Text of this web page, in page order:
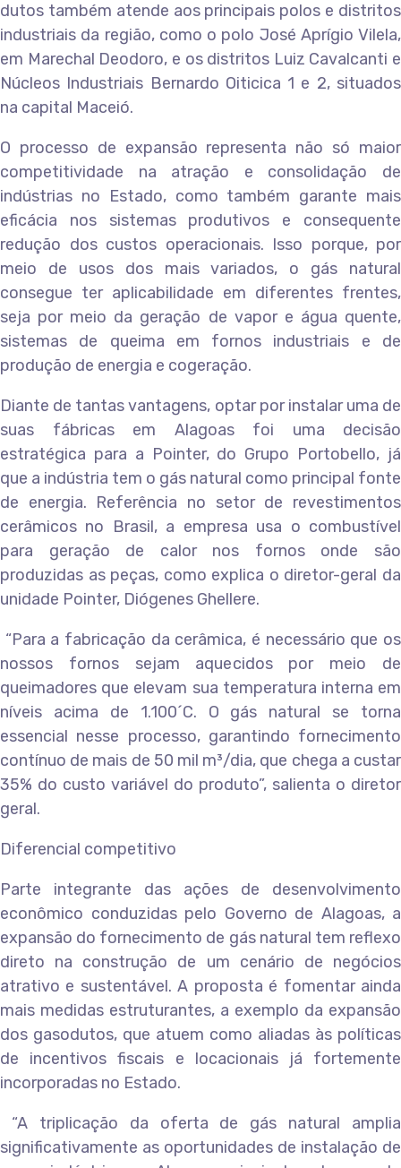
dutos também atende aos principais polos e distritos
industriais da região, como o polo José Aprígio Vilela,
em Marechal Deodoro, e os distritos Luiz Cavalcanti e
Núcleos Industriais Bernardo Oiticica 1 e 2, situados
na capital Maceió.
O processo de expansão representa não só maior
competitividade na atração e consolidação de
indústrias no Estado, como também garante mais
eficácia nos sistemas produtivos e consequente
redução dos custos operacionais. Isso porque, por
meio de usos dos mais variados, o gás natural
consegue ter aplicabilidade em diferentes frentes,
seja por meio da geração de vapor e água quente,
sistemas de queima em fornos industriais e de
produção de energia e cogeração.
Diante de tantas vantagens, optar por instalar uma de
suas fábricas em Alagoas foi uma decisão
estratégica para a Pointer, do Grupo Portobello, já
que a indústria tem o gás natural como principal fonte
de energia. Referência no setor de revestimentos
cerâmicos no Brasil, a empresa usa o combustível
para geração de calor nos fornos onde são
produzidas as peças, como explica o diretor-geral da
unidade Pointer, Diógenes Ghellere.
“Para a fabricação da cerâmica, é necessário que os
nossos fornos sejam aquecidos por meio de
queimadores que elevam sua temperatura interna em
níveis acima de 1.100´C. O gás natural se torna
essencial nesse processo, garantindo fornecimento
contínuo de mais de 50 mil m³/dia, que chega a custar
35% do custo variável do produto”, salienta o diretor
geral.
Diferencial competitivo
Parte integrante das ações de desenvolvimento
econômico conduzidas pelo Governo de Alagoas, a
expansão do fornecimento de gás natural tem reflexo
direto na construção de um cenário de negócios
atrativo e sustentável. A proposta é fomentar ainda
mais medidas estruturantes, a exemplo da expansão
dos gasodutos, que atuem como aliadas às políticas
de incentivos fiscais e locacionais já fortemente
incorporadas no Estado.
“A triplicação da oferta de gás natural amplia
significativamente as oportunidades de instalação de